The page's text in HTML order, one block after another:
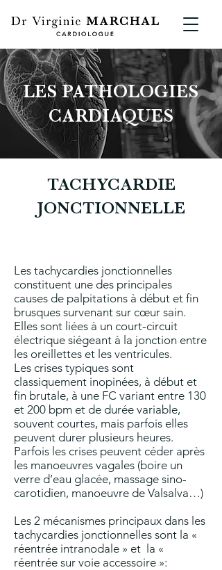
LES PATHOLOGIES
CARDIAQUES
TACHYCARDIE
JONCTIONNELLE
Les tachycardies jonctionnelles
constituent une des principales
causes de palpitations à début et fin
brusques survenant sur cœur sain.
Elles sont liées à un court-circuit
électrique siégeant à la jonction entre
les oreillettes et les ventricules.
Les crises typiques sont
classiquement inopinées, à début et
fin brutale, à une FC variant entre 130
et 200 bpm et de durée variable,
souvent courtes, mais parfois elles
peuvent durer plusieurs heures.
Parfois les crises peuvent céder après
les manoeuvres vagales (boire un
verre d’eau glacée, massage sino-
carotidien, manoeuvre de Valsalva…)
Les 2 mécanismes principaux dans les
tachycardies jonctionnelles sont la «
réentrée intranodale » et la «
réentrée sur voie accessoire »: